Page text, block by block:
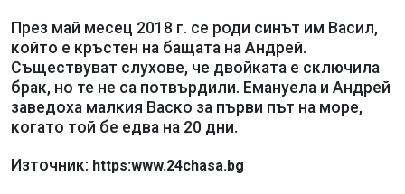
През май месец 2018 г. се роди синът им Васил,
който е кръстен на бащата на Андрей.
Съществуват слухове, че двойката е сключила
брак, но те не са потвърдили. Емануела и Андрей
заведоха малкия Васко за първи път на море,
когато той бе едва на 20 дни.
Източник: https:www.24chasa.bg